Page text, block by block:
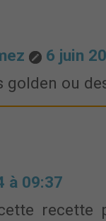
6 juin
golden ou
à 09:37
recette